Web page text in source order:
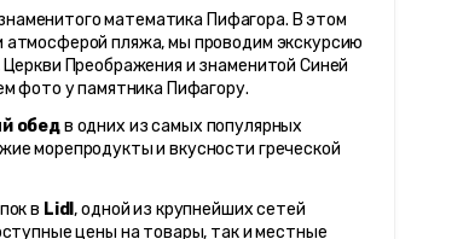
математика Пифагора. В этом
пляжа, мы проводим экскурсию
Преображения и знаменитой Синей
фото у памятника Пифагору.
обед в одних из самых популярных
морепродукты и вкусности греческой
в Lidl, одной из крупнейших сетей
цены на товары, так и местные